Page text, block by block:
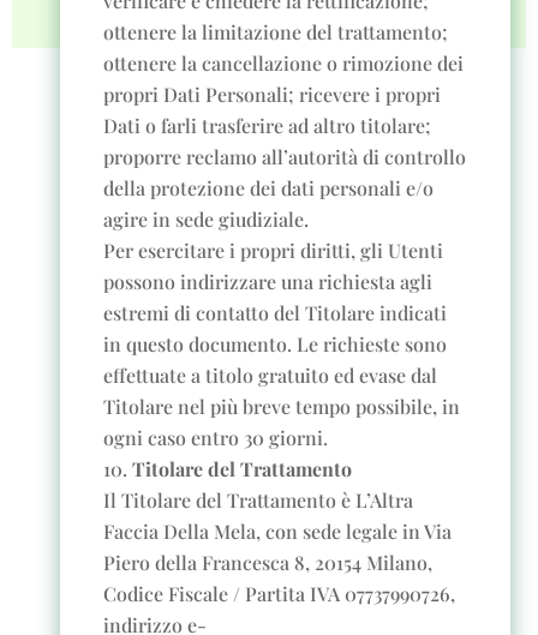
ottenere la limitazione del trattamento;
ottenere la cancellazione o rimozione dei
propri Dati Personali; ricevere i propri
Dati o farli trasferire ad altro titolare;
proporre reclamo all’autorità di controllo
della protezione dei dati personali e/o
agire in sede giudiziale.
Per esercitare i propri diritti, gli Utenti
possono indirizzare una richiesta agli
estremi di contatto del Titolare indicati
in questo documento. Le richieste sono
effettuate a titolo gratuito ed evase dal
Titolare nel più breve tempo possibile, in
ogni caso entro 30 giorni.
Titolare del Trattamento
Il Titolare del Trattamento è L’Altra
Faccia Della Mela, con sede legale in Via
Piero della Francesca 8, 20154 Milano,
Codice Fiscale / Partita IVA 07737990726,
indirizzo e-